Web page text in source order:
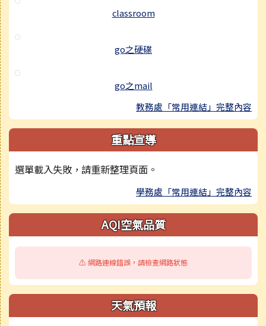
classroom
go之硬碟
go之mail
教務處「常用連結」完整內容
重點宣導
選單載入失敗，請重新整理頁面。
學務處「常用連結」完整內容
AQI空氣品質
⚠️ 網路連線錯誤，請檢查網路狀態
天氣預報